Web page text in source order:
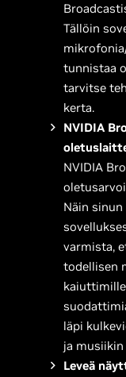
Tällöin
tunnistaa
tarvitse
kerta.
NVIDIA
NVIDIA
Näin
varmista,
todellisen
läpi
ja
Leveä